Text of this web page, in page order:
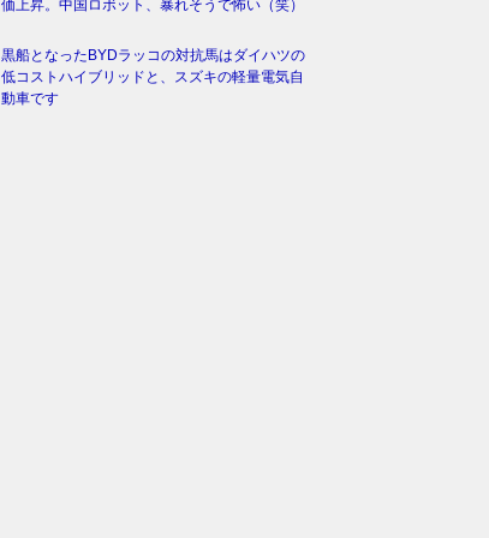
価上昇。中国ロボット、暴れそうで怖い（笑）
黒船となったBYDラッコの対抗馬はダイハツの
低コストハイブリッドと、スズキの軽量電気自
動車です